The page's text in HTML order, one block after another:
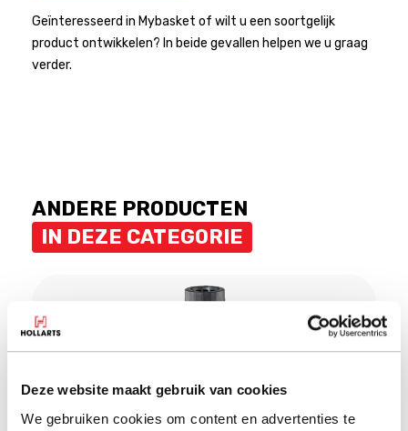
Deze website maakt gebruik van cookies
We gebruiken cookies om content en advertenties te
Geïnteresseerd in Mybasket of wilt u een soortgelijk
product ontwikkelen? In beide gevallen helpen we u graag
verder.
ANDERE PRODUCTEN
IN DEZE CATEGORIE